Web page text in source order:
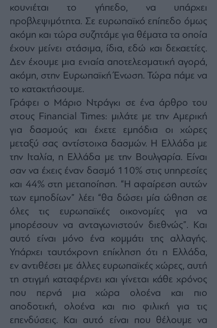
κουνιέται το γήπεδο, να υπάρχει
προβλεψιμότητα. Σε ευρωπαϊκό επίπεδο όμως
ακόμη και τώρα συζητάμε για θέματα τα οποία
έχουν μείνει στάσιμα, ίδια, εδώ και δεκαετίες.
Δεν έχουμε μια ενιαία αποτελεσματική αγορά,
ακόμη, στην Ευρωπαϊκή Ένωση. Τώρα πάμε να
το κατακτήσουμε.
Γράφει ο Μάριο Ντράγκι σε ένα άρθρο του
στους Financial Times: μιλάτε με την Αμερική
για δασμούς και έχετε εμπόδια οι χώρες
μεταξύ σας αντίστοιχα δασμών. Η Ελλάδα με
την Ιταλία, η Ελλάδα με την Βουλγαρία. Είναι
σαν να έχεις έναν δασμό 110% στις υπηρεσίες
και 44% στη μεταποίηση. “Η αφαίρεση αυτών
των εμποδίων” λέει “θα δώσει μία ώθηση σε
όλες τις ευρωπαϊκές οικονομίες για να
μπορέσουν να ανταγωνιστούν διεθνώς”. Και
αυτό είναι μόνο ένα κομμάτι της αλλαγής.
Υπάρχει ταυτόχρονη επίκληση ότι η Ελλάδα,
εν αντιθέσει με άλλες ευρωπαϊκές χώρες, αυτή
τη στιγμή καταφέρνει και γίνεται κάθε χρόνος
που περνά μια χώρα ολοένα και πιο
αποδοτική, ολοένα και πιο φιλική για τις
επενδύσεις. Και αυτό είναι που θέλουμε να